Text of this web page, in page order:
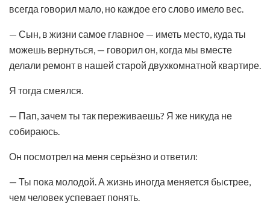
всегда говорил мало, но каждое его слово имело вес.
— Сын, в жизни самое главное — иметь место, куда ты
можешь вернуться, — говорил он, когда мы вместе
делали ремонт в нашей старой двухкомнатной квартире.
Я тогда смеялся.
— Пап, зачем ты так переживаешь? Я же никуда не
собираюсь.
Он посмотрел на меня серьёзно и ответил:
— Ты пока молодой. А жизнь иногда меняется быстрее,
чем человек успевает понять.